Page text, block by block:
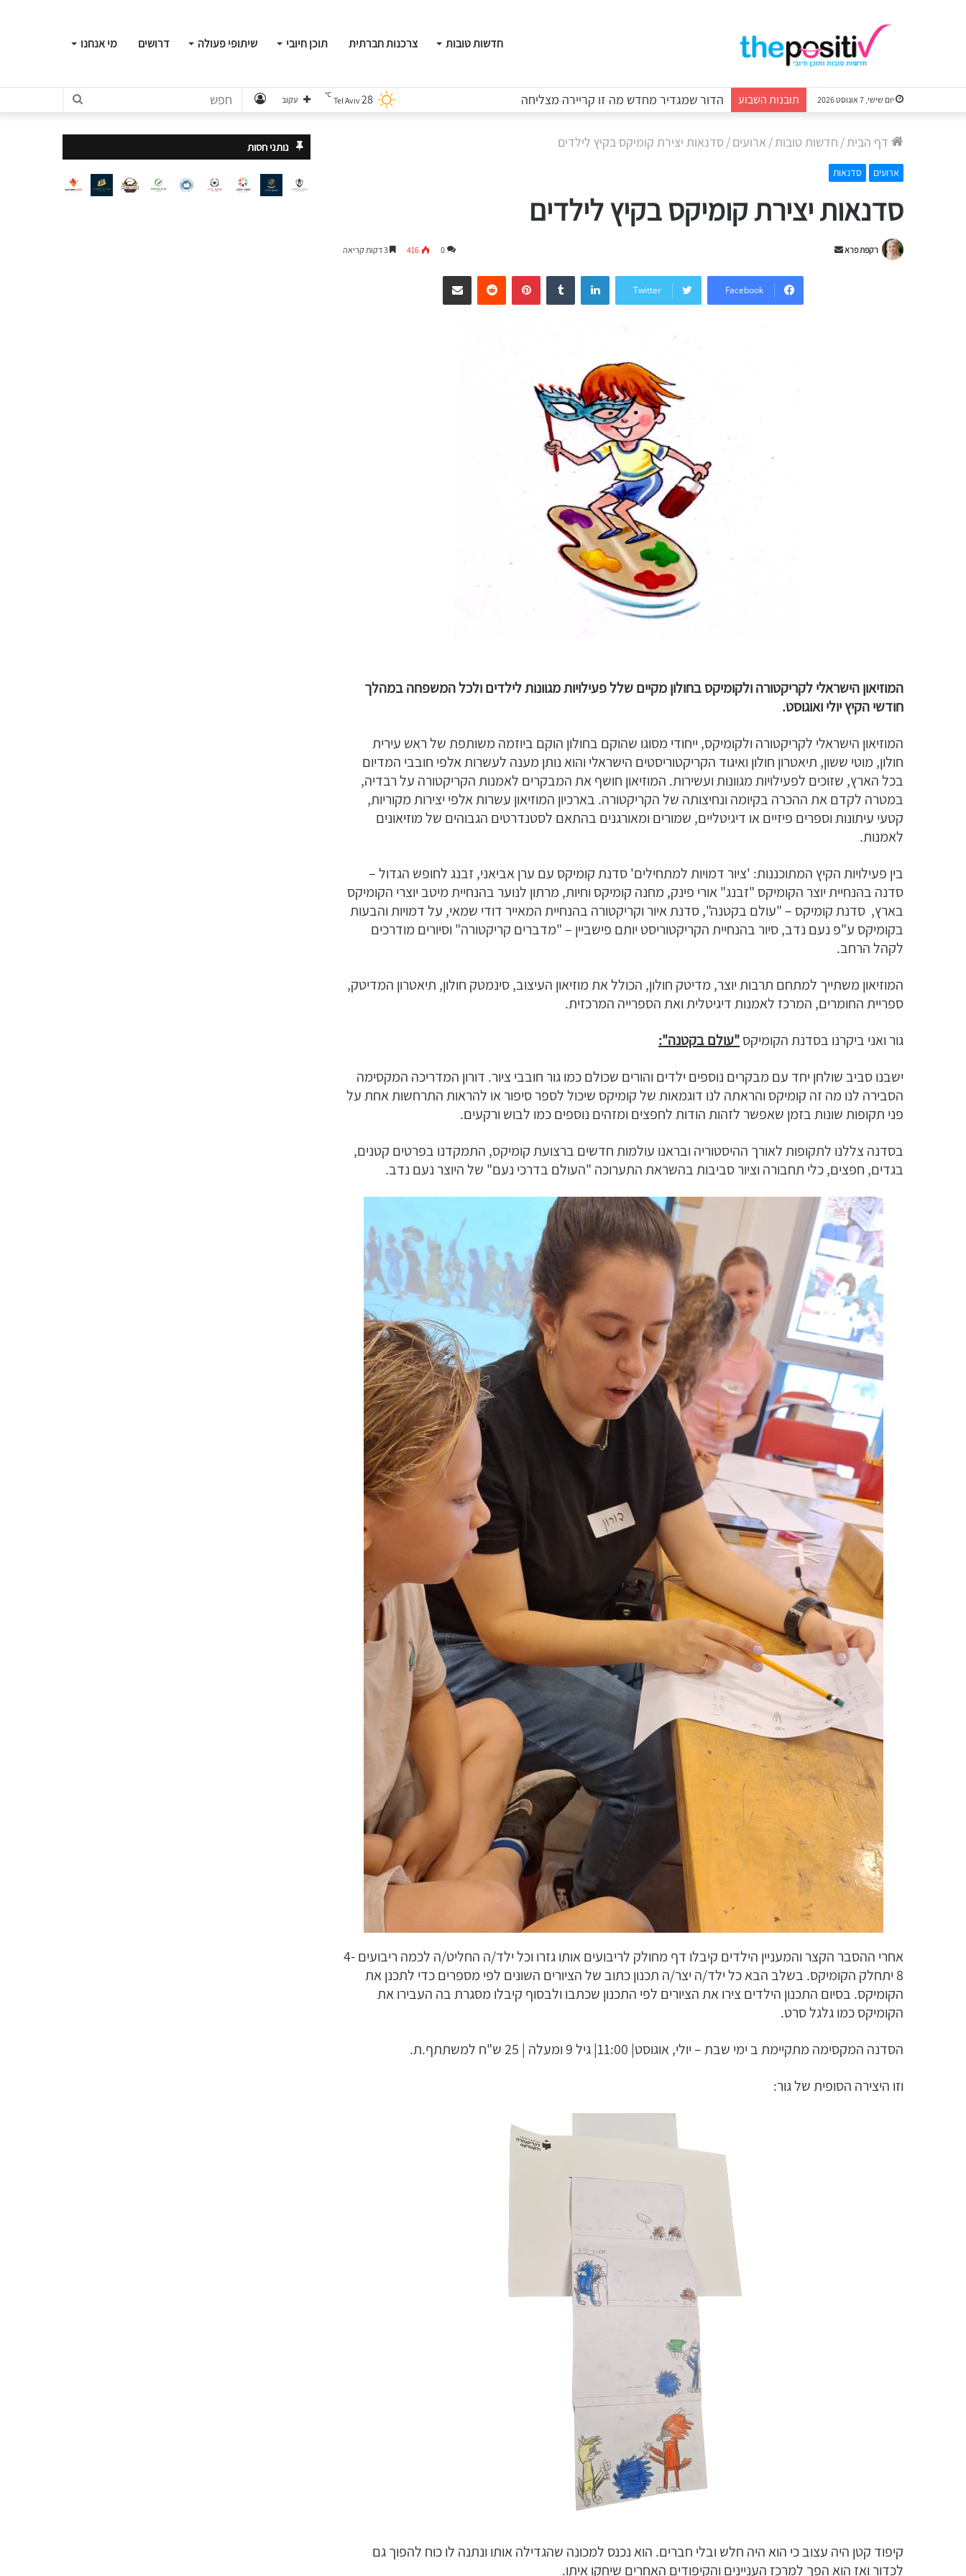
חדשות טובות צרכנות חברתית תוכן חיובי שיתופי פעולה דרושים מי אנחנו
יום שישי, 7 אוגוסט 2026 תובנות השבוע הדור שמגדיר מחדש מה זו קריירה מצליחה חפש התחבר עקוב Tel Aviv28
℃
דף הבית/ חדשות טובות/ ארועים/ סדנאות יצירת קומיקס בקיץ לילדים
ארועים סדנאות
סדנאות יצירת קומיקס בקיץ לילדים
רקפת פרא
Send
0
416
Facebook
Twitter
LinkedIn
Tumblr
Pinterest
Redditשיתוף דרך המייל
המוזיאון הישראלי לקריקטורה ולקומיקס בחולון מקיים שלל פעילויות מגוונות לילדים ולכל המשפחה במהלך
חודשי הקיץ יולי ואוגוסט.
המוזיאון הישראלי לקריקטורה ולקומיקס, ייחודי מסוגו שהוקם בחולון הוקם ביוזמה משותפת של ראש עירית
חולון, מוטי ששון, תיאטרון חולון ואיגוד הקריקטוריסטים הישראלי והוא נותן מענה לעשרות אלפי חובבי המדיום
בכל הארץ, שזוכים לפעילויות מגוונות ועשירות. המוזיאון חושף את המבקרים לאמנות הקריקטורה על רבדיה,
במטרה לקדם את ההכרה בקיומה ונחיצותה של הקריקטורה. בארכיון המוזיאון עשרות אלפי יצירות מקוריות,
קטעי עיתונות וספרים פיזיים או דיגיטליים, שמורים ומאורגנים בהתאם לסטנדרטים הגבוהים של מוזיאונים
לאמנות.
בין פעילויות הקיץ המתוכננות: 'ציור דמויות למתחילים' סדנת קומיקס עם ערן אביאני, זבנג לחופש הגדול –
סדנה בהנחיית יוצר הקומיקס "זבנג" אורי פינק, מחנה קומיקס וחיות, מרתון לנוער בהנחיית מיטב יוצרי הקומיקס
בארץ, סדנת קומיקס – "עולם בקטנה", סדנת איור וקריקטורה בהנחיית המאייר דודי שמאי, על דמויות והבעות
בקומיקס ע"פ נעם נדב, סיור בהנחיית הקריקטוריסט יותם פישביין – "מדברים קריקטורה" וסיורים מודרכים
לקהל הרחב.
המוזיאון משתייך למתחם תרבות יוצר, מדיטק חולון, הכולל את מוזיאון העיצוב, סינמטק חולון, תיאטרון המדיטק,
ספריית החומרים, המרכז לאמנות דיגיטלית ואת הספרייה המרכזית.
גור ואני ביקרנו בסדנת הקומיקס"עולם בקטנה":
ישבנו סביב שולחן יחד עם מבקרים נוספים ילדים והורים שכולם כמו גור חובבי ציור. דורון המדריכה המקסימה
הסבירה לנו מה זה קומיקס והראתה לנו דוגמאות של קומיקס שיכול לספר סיפור או להראות התרחשות אחת על
פני תקופות שונות בזמן שאפשר לזהות הודות לחפצים ומזהים נוספים כמו לבוש ורקעים.
בסדנה צללנו לתקופות לאורך ההיסטוריה ובראנו עולמות חדשים ברצועת קומיקס, התמקדנו בפרטים קטנים,
בגדים, חפצים, כלי תחבורה וציור סביבות בהשראת התערוכה "העולם בדרכי נעם" של היוצר נעם נדב.
אחרי ההסבר הקצר והמעניין הילדים קיבלו דף מחולק לריבועים אותו גזרו וכל ילד/ה החליט/ה לכמה ריבועים 4-
8 יתחלק הקומיקס. בשלב הבא כל ילד/ה יצר/ה תכנון כתוב של הציורים השונים לפי מספרים כדי לתכנן את
הקומיקס. בסיום התכנון הילדים צירו את הציורים לפי התכנון שכתבו ולבסוף קיבלו מסגרת בה העבירו את
הקומיקס כמו גלגל סרט.
הסדנה המקסימה מתקיימת ב ימי שבת – יולי, אוגוסט| 11:00| גיל 9 ומעלה | 25 ש"ח למשתתף.ת.
וזו היצירה הסופית של גור:
קיפוד קטן היה עצוב כי הוא היה חלש ובלי חברים. הוא נכנס למכונה שהגדילה אותו ונתנה לו כוח להפוך גם
לכדור ואז הוא הפך למרכז העניינים והקיפודים האחרים שיחקו איתו.
נותני חסות